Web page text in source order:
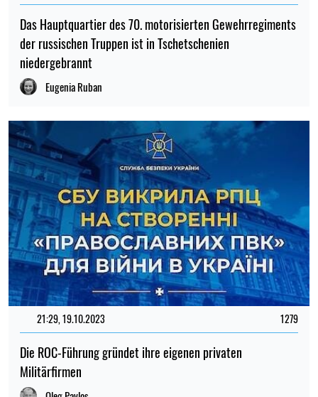
Das Hauptquartier des 70. motorisierten Gewehrregiments
der russischen Truppen ist in Tschetschenien
niedergebrannt
Eugenia Ruban
21:29, 19.10.2023 1279
Die ROC-Führung gründet ihre eigenen privaten
Militärfirmen